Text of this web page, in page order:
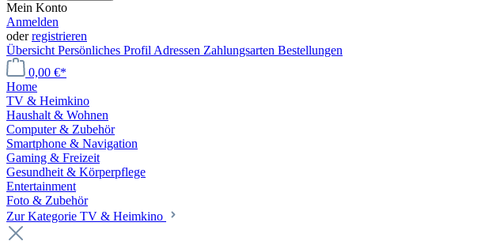
Mein Konto
Anmelden
oderregistrieren
Übersicht Persönliches Profil Adressen Zahlungsarten Bestellungen
0,00 €*
Home
TV & Heimkino
Haushalt & Wohnen
Computer & Zubehör
Smartphone & Navigation
Gaming & Freizeit
Gesundheit & Körperpflege
Entertainment
Foto & Zubehör
Zur Kategorie TV & Heimkino